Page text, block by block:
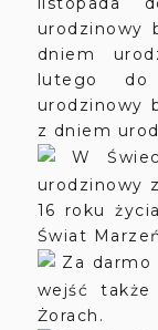
urodzinowy
dniem
lutego
urodzinowy
z dniem
W
urodzinowy
16 roku
Świat
Za darmo
wejść
Żorach.